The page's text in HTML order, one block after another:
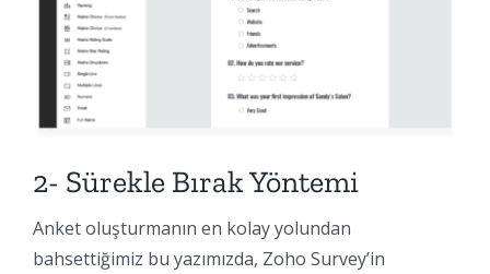
2- Sürekle Bırak Yöntemi
Anket oluşturmanın en kolay yolundan
bahsettiğimiz bu yazımızda, Zoho Survey’in